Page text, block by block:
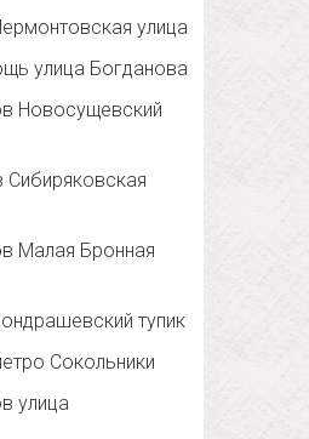
улица
улица Богданова
Новосущевский
Малая Бронная
тупик
Сокольники
улица